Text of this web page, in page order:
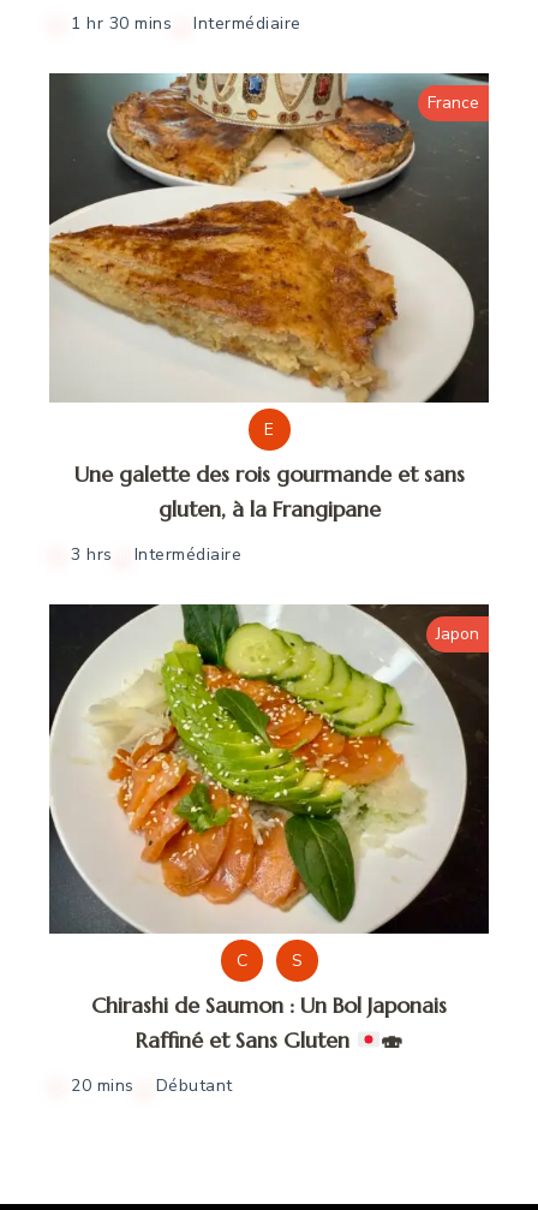
1 hr 30 mins Intermédiaire
France
E
Une galette des rois gourmande et sans
gluten, à la Frangipane
3 hrs Intermédiaire
Japon
C S
Chirashi de Saumon : Un Bol Japonais
Raffiné et Sans Gluten
🍣
20 mins Débutant